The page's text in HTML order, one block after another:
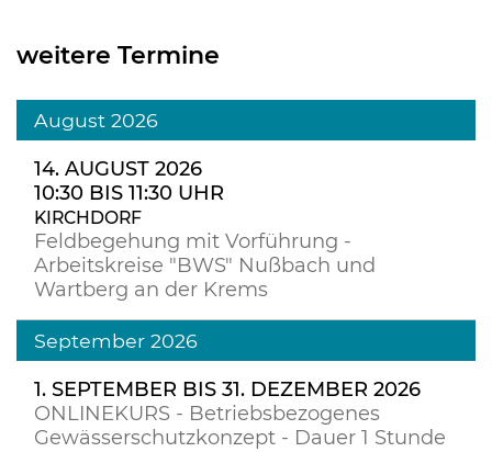
weitere Termine
August 2026
14. AUGUST 2026
10:30 BIS 11:30 UHR
KIRCHDORF
Feldbegehung mit Vorführung -
Arbeitskreise "BWS" Nußbach und
Wartberg an der Krems
September 2026
1. SEPTEMBER BIS 31. DEZEMBER 2026
ONLINEKURS - Betriebsbezogenes
Gewässerschutzkonzept - Dauer 1 Stunde